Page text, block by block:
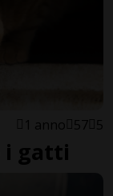
1 anno 57 5
i gatti